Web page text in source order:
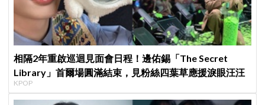
相隔2年重啟巡迴見面會日程！邊佑錫「The Secret
Library」首爾場圓滿結束，見粉絲四葉草應援淚眼汪汪
KPOP